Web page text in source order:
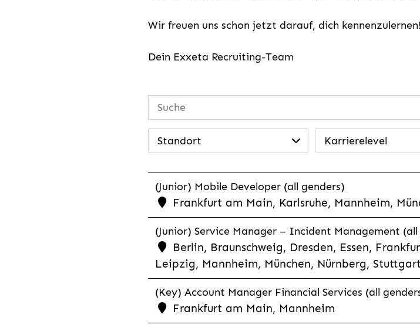
Wir freuen uns schon jetzt darauf, dich kennenzulernen!
Dein Exxeta Recruiting-Team
Standort Karrierelevel
(Junior) Mobile Developer (all genders)
Frankfurt am Main, Karlsruhe, Mannheim,
(Junior) Service Manager – Incident Management (all
Berlin, Braunschweig, Dresden, Essen,
Leipzig, Mannheim, München, Nürnberg, Stuttgart
(Key) Account Manager Financial Services (all
Frankfurt am Main, Mannheim